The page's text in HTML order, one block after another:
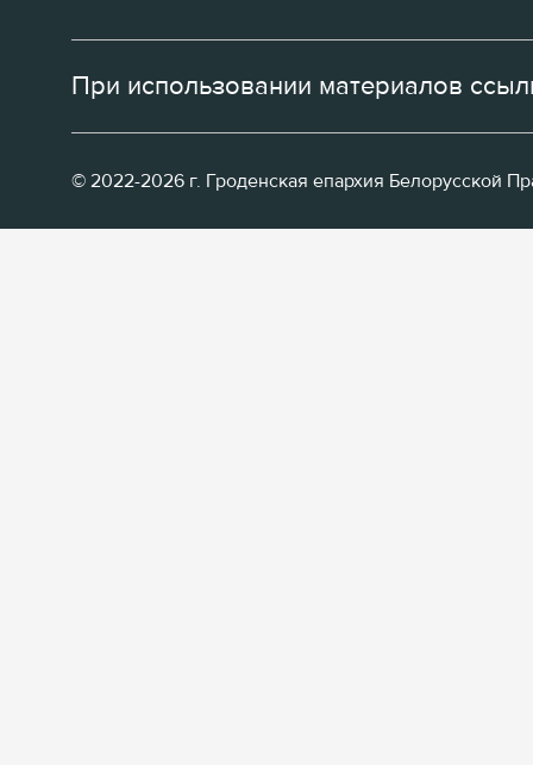
При использовании материалов
© 2022-2026 г. Гроденская епархия Белорусской